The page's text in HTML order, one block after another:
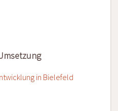
in Bielefeld